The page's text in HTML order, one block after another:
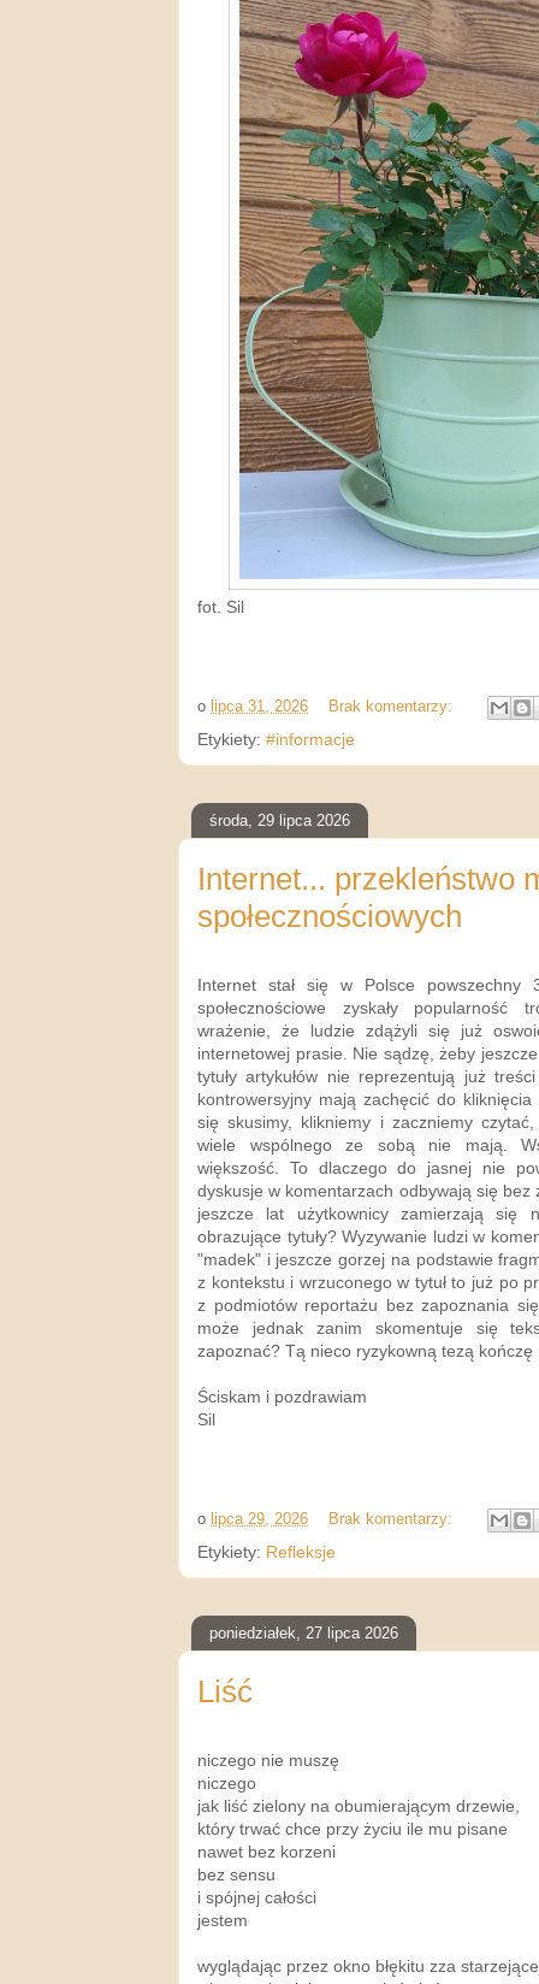
fot. Sil
o lipca 31, 2026
Brak komentarzy:
Etykiety: #informacje
środa, 29 lipca 2026
Internet... przekleństwo
społecznościowych
Internet stał się w Polsce
społecznościowe zyskały popularność
wrażenie, że ludzie zdążyli się już
internetowej prasie. Nie sądzę, żeby
tytuły artykułów nie reprezentują już
kontrowersyjny mają zachęcić do
się skusimy, klikniemy i zaczniemy
wiele wspólnego ze sobą nie mają.
większość. To dlaczego do jasnej nie
dyskusje w komentarzach odbywają się bez
jeszcze lat użytkownicy zamierzają się
obrazujące tytuły? Wyzywanie ludzi w
"madek" i jeszcze gorzej na podstawie
z kontekstu i wrzuconego w tytuł to już po
z podmiotów reportażu bez zapoznania
może jednak zanim skomentuje się
zapoznać? Tą nieco ryzykowną tezą
Ściskam i pozdrawiam
Sil
o lipca 29, 2026
Brak komentarzy:
Etykiety: Refleksje
poniedziałek, 27 lipca 2026
Liść
niczego nie muszę
niczego
jak liść zielony na obumierającym drzewie,
który trwać chce przy życiu ile mu pisane
nawet bez korzeni
bez sensu
i spójnej całości
jestem
wyglądając przez okno błękitu zza